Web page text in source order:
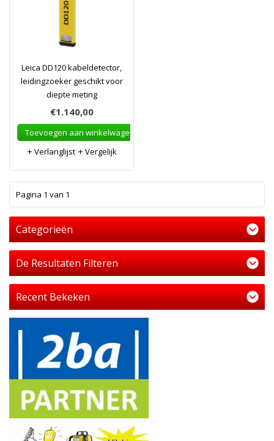
Leica DD120 kabeldetector,
leidingzoeker geschikt voor
diepte meting
€1.140,00
Toevoegen aan winkelwagen
Verlanglijst
Vergelijk
Pagina 1 van 1
Categorieën
De Resultaten Filteren
Recent Bekeken